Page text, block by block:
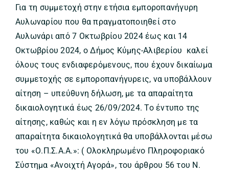
Για τη συμμετοχή στην ετήσια εμποροπανήγυρη
Αυλωναρίου που θα πραγματοποιηθεί στο
Αυλωνάρι από 7 Οκτωβρίου 2024 έως και 14
Οκτωβρίου 2024, ο Δήμος Κύμης-Αλιβερίου καλεί
όλους τους ενδιαφερόμενους, που έχουν δικαίωμα
συμμετοχής σε εμποροπανήγυρεις, να υποβάλλουν
αίτηση – υπεύθυνη δήλωση, με τα απαραίτητα
δικαιολογητικά έως 26/09/2024. To έντυπο της
αίτησης, καθώς και η εν λόγω πρόσκληση με τα
απαραίτητα δικαιολογητικά θα υποβάλλονται μέσω
του «Ο.Π.Σ.Α.Α.»: ( Ολοκληρωμένο Πληροφοριακό
Σύστημα «Ανοιχτή Αγορά», του άρθρου 56 του Ν.